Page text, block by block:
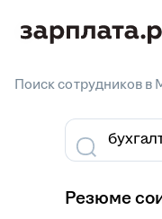
Поиск сотрудников в
Резюме